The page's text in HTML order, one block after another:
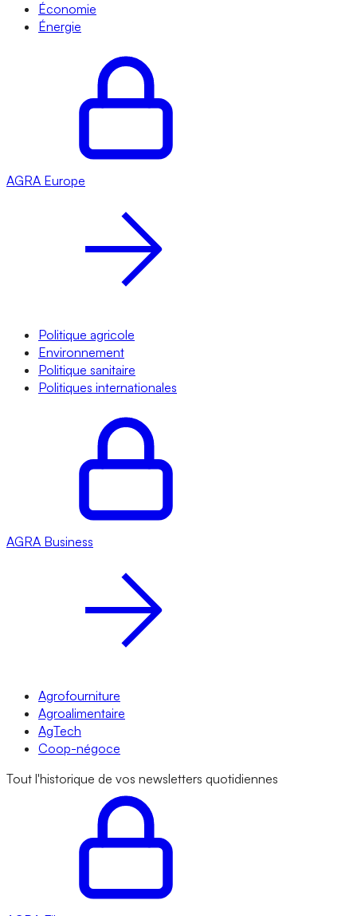
Économie
Énergie
AGRA Europe
Politique agricole
Environnement
Politique sanitaire
Politiques internationales
AGRA Business
Agrofourniture
Agroalimentaire
AgTech
Coop-négoce
Tout l'historique de vos newsletters quotidiennes